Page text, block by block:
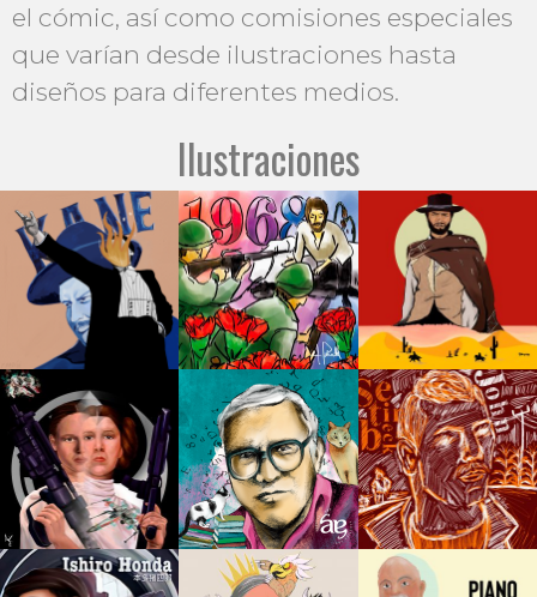
el cómic, así como comisiones especiales
que varían desde ilustraciones hasta
diseños para dife­rentes medios.
Ilustraciones